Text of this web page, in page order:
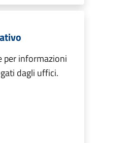
per informazioni
dagli uffici.